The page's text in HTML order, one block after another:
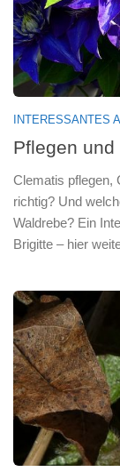
INTERESSANTES
Pflegen
Clematis pflegen,
richtig? Und
Waldrebe? Ein
Brigitte – hier